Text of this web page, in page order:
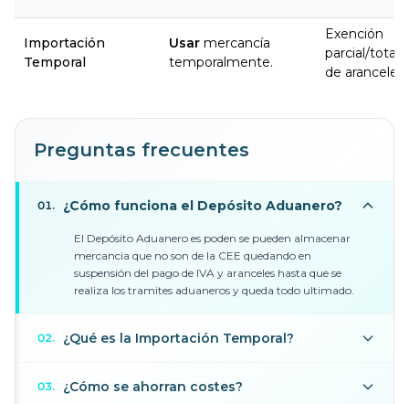
Importación
Temporal
Usar mercancía
temporalmente.
Exención
parcial/total
de aranceles.
Preguntas frecuentes
01. ¿Cómo funciona el Depósito Aduanero?
El Depósito Aduanero es poden se pueden almacenar
mercancia que no son de la CEE quedando en
suspensión del pago de IVA y aranceles hasta que se
realiza los tramites aduaneros y queda todo ultimado.
02. ¿Qué es la Importación Temporal?
03. ¿Cómo se ahorran costes?